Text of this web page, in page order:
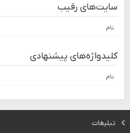
سایت‌های رقیب
نام
کلیدواژه‌های پیشنهادی
نام
تبلیغات